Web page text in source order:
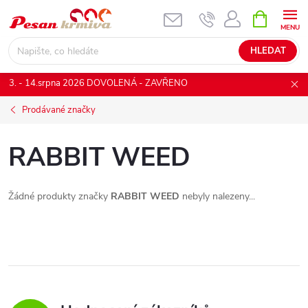
na
obsah
HLEDAT
NÁKUPNÍ
KOŠÍK
3. - 14.srpna 2026 DOVOLENÁ - ZAVŘENO
Prodávané značky
RABBIT WEED
Žádné produkty značky RABBIT WEED nebyly nalezeny...